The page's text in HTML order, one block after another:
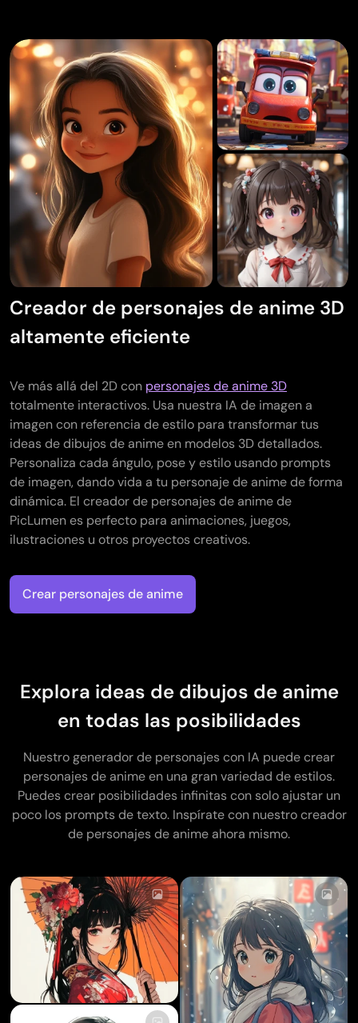
Creador de personajes de anime 3D
altamente eficiente
Ve más allá del 2D con personajes de anime 3D
totalmente interactivos. Usa nuestra IA de imagen a
imagen con referencia de estilo para transformar tus
ideas de dibujos de anime en modelos 3D detallados.
Personaliza cada ángulo, pose y estilo usando prompts
de imagen, dando vida a tu personaje de anime de forma
dinámica. El creador de personajes de anime de
PicLumen es perfecto para animaciones, juegos,
ilustraciones u otros proyectos creativos.
Crear personajes de anime
Explora ideas de dibujos de anime
en todas las posibilidades
Nuestro generador de personajes con IA puede crear
personajes de anime en una gran variedad de estilos.
Puedes crear posibilidades infinitas con solo ajustar un
poco los prompts de texto. Inspírate con nuestro creador
de personajes de anime ahora mismo.